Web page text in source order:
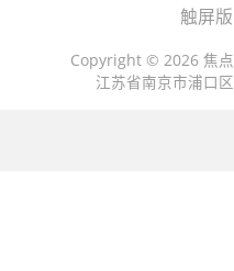
触屏版
Copyright © 2026 焦
江苏省南京市浦口